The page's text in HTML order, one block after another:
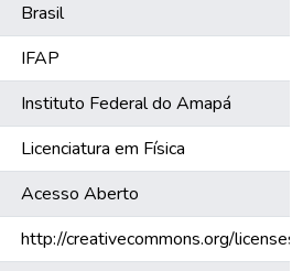
Brasil
IFAP
Instituto Federal do Amapá
Licenciatura em Física
Acesso Aberto
http://creativecommons.org/